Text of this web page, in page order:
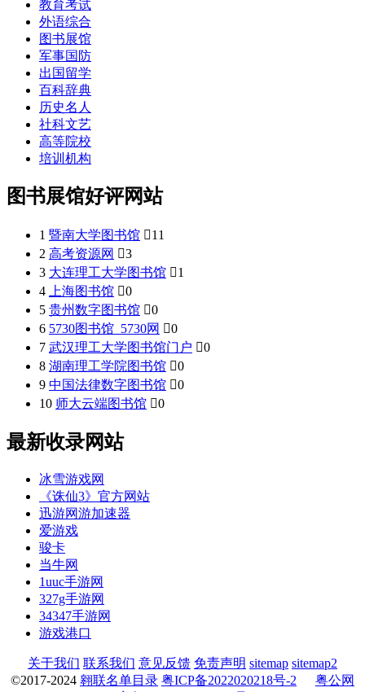
教育考试
外语综合
图书展馆
军事国防
出国留学
百科辞典
历史名人
社科文艺
高等院校
培训机构
图书展馆好评网站
1 暨南大学图书馆 11
2 高考资源网 3
3 大连理工大学图书馆 1
4
上海图书馆 0
5 贵州数字图书馆 0
6 5730图书馆_5730网 0
7 武汉理工大学图书馆门户 0
8 湖南理工学院图书馆 0
9 中国法律数字图书馆 0
10 师大云端图书馆 0
最新收录网站
冰雪游戏网
《诛仙3》官方网站
迅游网游加速器
爱游戏
骏卡
当牛网
1uuc手游网
327g手游网
34347手游网
游戏港口
关于我们 联系我们 意见反馈 免责声明 sitemap sitemap2
©2017-2024 翱联名单目录 粤ICP备2022020218号-2
粤公网